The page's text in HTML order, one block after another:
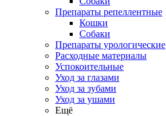
Препараты репеллентные
Кошки
Собаки
Препараты урологические
Расходные материалы
Успокоительные
Уход за глазами
Уход за зубами
Уход за ушами
Ещё